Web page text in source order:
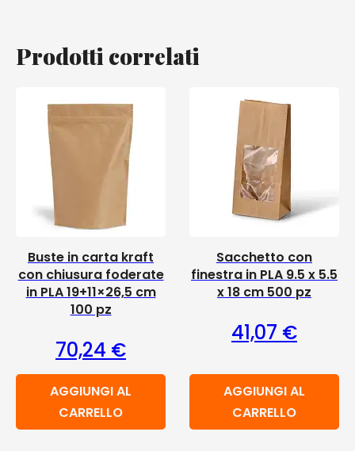
Prodotti correlati
Buste in carta kraft
con chiusura foderate
in PLA 19+11×26,5 cm
100 pz
70,24 €
AGGIUNGI AL
CARRELLO
Sacchetto con
finestra in PLA 9.5 x 5.5
x 18 cm 500 pz
41,07 €
AGGIUNGI AL
CARRELLO